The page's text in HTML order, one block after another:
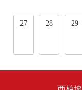
27 28 29